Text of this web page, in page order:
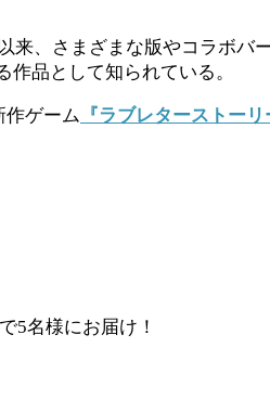
来、さまざまな版やコラボ
品として知られている。
作ゲーム 『ラブレターストーリ
5名様にお届け！